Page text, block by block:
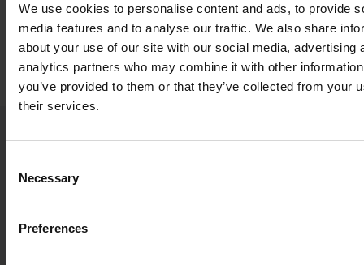
We use cookies to personalise content and ads, to provide
media features and to analyse our traffic. We also share
about your use of our site with our social media, advertising
analytics partners who may combine it with other
you’ve provided to them or that they’ve collected from your
their services.
Selection
Necessary
Preferences
GreenCalc: Utilizați calculatorul nostru certificat pentru a
măsura potențialele economii financiare și ecologice.
Rețea globală de inginerie:250 de experți în inginerie în
peste 30 de locații.